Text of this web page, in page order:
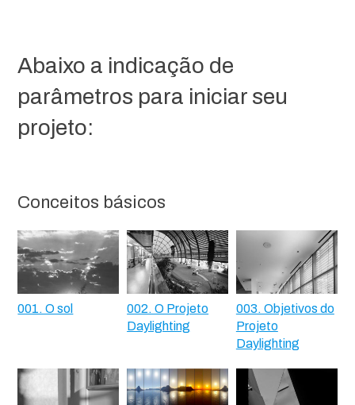
Abaixo a indicação de
parâmetros para iniciar seu
projeto:
Conceitos básicos
001. O sol
002. O Projeto
Daylighting
003. Objetivos do
Projeto
Daylighting